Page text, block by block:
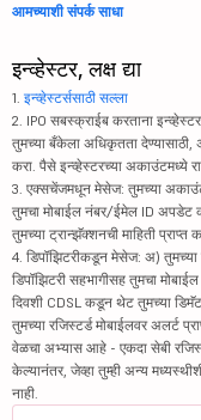
आमच्याशी संपर्क साधा
इन्व्हेस्टर, लक्ष द्या
1. इन्व्हेस्टर्ससाठी सल्ला
2. IPO सबस्क्राईब करताना
तुमच्या बँकेला अधिकृतता
करा. पैसे इन्व्हेस्टरच्या अकाउंटमध्ये
3. एक्सचेंजमधून मेसेज: तुमच्या
तुमचा मोबाईल नंबर/ईमेल ID अपडेट
तुमच्या ट्रान्झॅक्शनची माहिती प्राप्त
4. डिपॉझिटरीकडून मेसेज: अ)
डिपॉझिटरी सहभागीसह तुमचा
दिवशी CDSL कडून थेट तुमच्या
तुमच्या रजिस्टर्ड मोबाईलवर अलर्ट
वेळचा अभ्यास आहे - एकदा सेबी
केल्यानंतर, जेव्हा तुम्ही अन्य
नाही.